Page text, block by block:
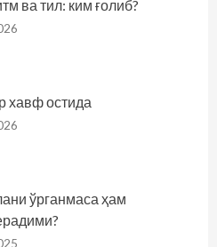
ва тил: ким ғолиб?
хавф остида
ўрганмаса ҳам